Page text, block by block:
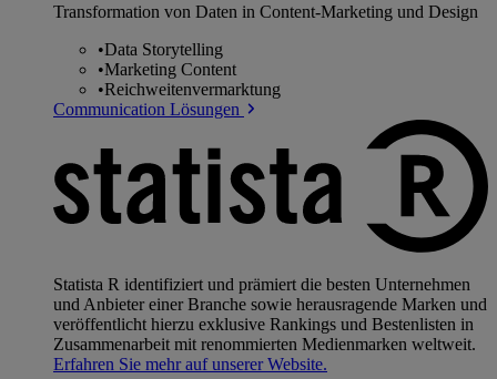
Transformation von Daten in Content-Marketing und Design
•Data Storytelling
•Marketing Content
•Reichweitenvermarktung
Communication Lösungen
Statista R identifiziert und prämiert die besten Unternehmen
und Anbieter einer Branche sowie herausragende Marken und
veröffentlicht hierzu exklusive Rankings und Bestenlisten in
Zusammenarbeit mit renommierten Medienmarken weltweit.
Erfahren Sie mehr auf unserer Website.